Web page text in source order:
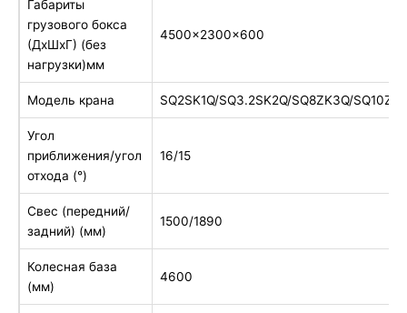
Габариты
грузового бокса
(ДхШхГ) (без
нагрузки)мм
4500x2300x600
Модель крана SQ2SK1Q/SQ3.2SK2Q/SQ8ZK3Q/
Угол
приближения/угол
отхода (°)
16/15
Свес (передний/
задний) (мм)
1500/1890
Колесная база
(мм)
4600